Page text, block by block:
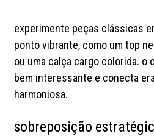
experimente peças clássicas
ponto vibrante, como um top
ou uma calça cargo colorida. o
bem interessante e conecta
harmoniosa.
sobreposição